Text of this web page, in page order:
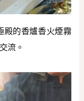
殿的香爐香火煙霧
流。